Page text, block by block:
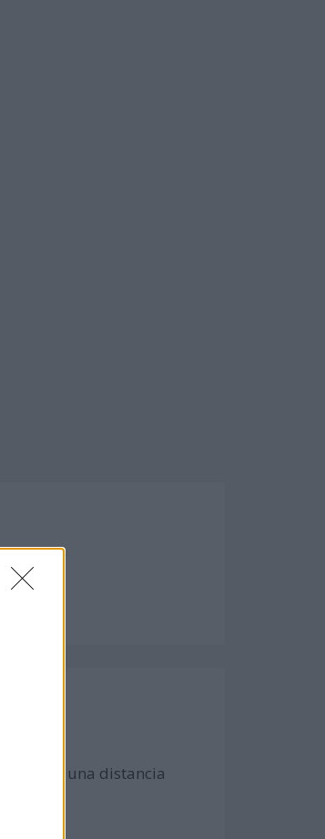
una distancia